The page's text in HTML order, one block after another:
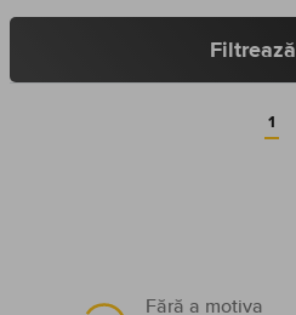
Filtrează
1
Fără a motiva